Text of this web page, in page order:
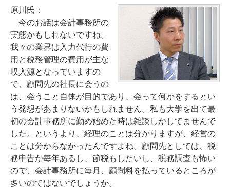
原川氏：
今のお話は会計事務所の
実態かもしれないですね。
我々の業界は入力代行の費
用と税務管理の費用が主な
収入源となっていますの
で、顧問先の社長に会うの
は、会うこと自体が目的であり、会って何かをするとい
う発想があまりないかもしれません。私も大学を出て最
初の会計事務所に勤め始めた時は雑談しかしてませんで
した。というより、経理のことは分かりますが、経営の
ことは分からなかったんですよね。顧問先としては、税
務申告が毎年あるし、節税もしたいし、税務調査も怖い
ので、会計事務所に毎月、顧問料を払っているところが
多いのではないでしょうか。